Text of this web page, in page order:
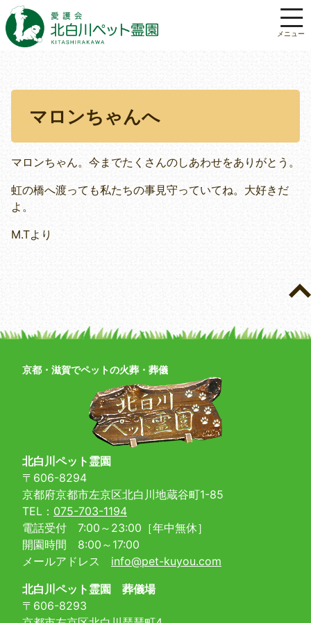
マロンちゃんへ
マロンちゃん。今までたくさんのしあわせをありがとう。
虹の橋へ渡っても私たちの事見守っていてね。大好きだ
よ。
M.Tより
京都・滋賀でペットの火葬・葬儀
北白川ペット霊園
〒606-8294
京都府京都市左京区北白川地蔵谷町1-85
TEL： 075-703-1194
電話受付 7:00～23:00［年中無休］
開園時間 8:00～17:00
メールアドレス info@pet-kuyou.com
北白川ペット霊園 葬儀場
〒606-8293